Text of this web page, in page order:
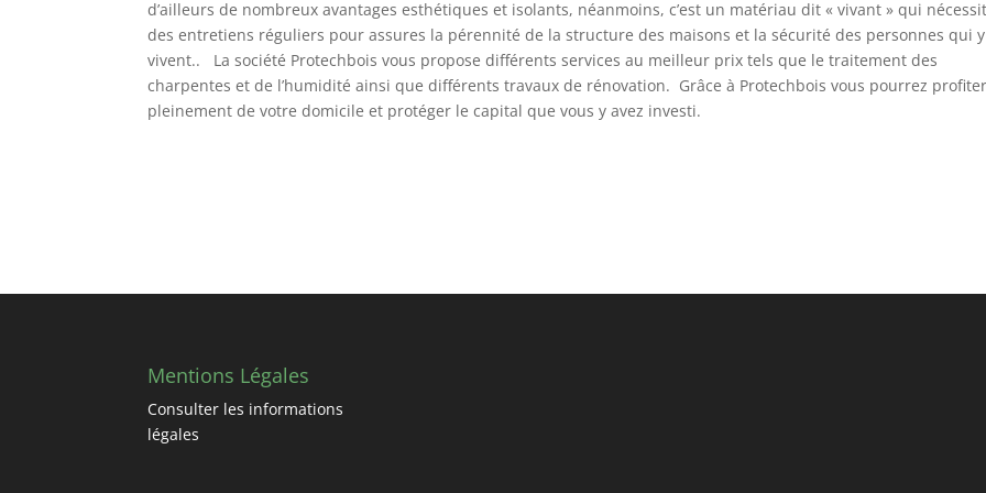
d’ailleurs de nombreux avantages esthétiques et isolants, néanmoins, c’est un matériau dit « vivant » qui
des entretiens réguliers pour assures la pérennité de la structure des maisons et la sécurité des personnes qui y
vivent.. La société Protechbois vous propose différents services au meilleur prix tels que le traitement des
charpentes et de l’humidité ainsi que différents travaux de rénovation. Grâce à Protechbois vous pourrez
pleinement de votre domicile et protéger le capital que vous y avez investi.
Mentions Légales
Consulter les informations
légales